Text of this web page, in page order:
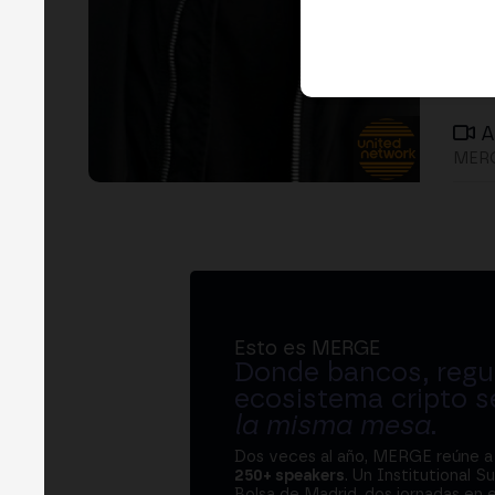
Esto es MERGE
Donde bancos,
ecosistema cripto
la misma mesa.
Dos veces al año, MERGE reúne
250+ speakers. Un Institutional